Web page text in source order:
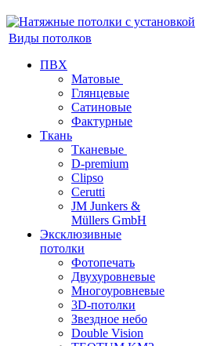
Виды потолков
ПВХ
Матовые
Глянцевые
Сатиновые
Фактурные
Ткань
Тканевые
D-premium
Clipso
Cerutti
JM Junkers &
Müllers GmbH
Эксклюзивные
потолки
Фотопечать
Двухуровневые
Многоуровневые
3D-потолки
Звездное небо
Double Vision